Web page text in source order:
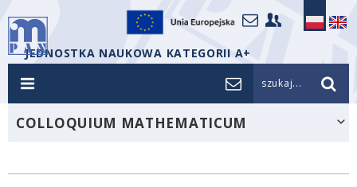
JEDNOSTKA NAUKOWA KATEGORII A+
szukaj...
COLLOQUIUM MATHEMATICUM